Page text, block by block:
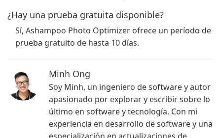
¿Hay una prueba gratuita disponible?
Sí, Ashampoo Photo Optimizer ofrece un período de
prueba gratuito de hasta 10 días.
Minh Ong
Soy Minh, un ingeniero de software y autor
apasionado por explorar y escribir sobre lo
último en software y tecnología. Con mi
experiencia en desarrollo de software y una